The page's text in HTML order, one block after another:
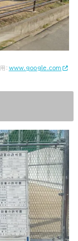
： www.google.com